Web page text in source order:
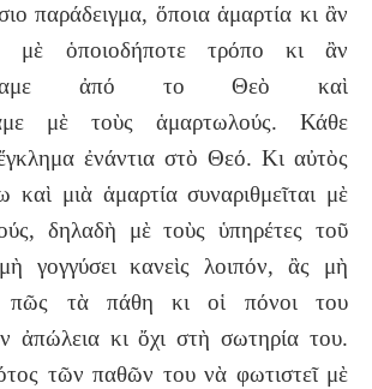
παράδειγμα, ὅποια ἁμαρτία κι ἂν
μὲ ὁποιοδήποτε τρόπο κι ἂν
ἀπό το Θεὸ καὶ
μὲ τοὺς ἁμαρτωλούς. Κάθε
ἐνάντια στὸ Θεό. Κι αὐτὸς
καὶ μιὰ ἁμαρτία συναριθμεῖται μὲ
δηλαδὴ μὲ τοὺς ὑπηρέτες τοῦ
γογγύσει κανεὶς λοιπόν, ἂς μὴ
πῶς τὰ πάθη κι οἱ πόνοι του
ἀπώλεια κι ὄχι στὴ σωτηρία του.
τῶν παθῶν του νὰ φωτιστεῖ μὲ